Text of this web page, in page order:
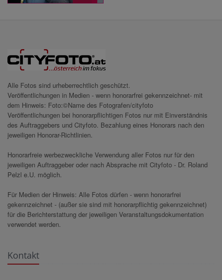
Alle Fotos sind urheberrechtlich geschützt.
Veröffentlichungen in Medien - wenn honorarfrei gekennzeichnet- mit
dem Hinweis: Foto:©Name des Fotografen/cityfoto
Veröffentlichungen bei honorarpflichtigen Fotos nur mit Einverständnis
des Auftraggebers und Cityfoto. Bezahlung eines Honorars nach den
jeweiligen Honorar-Richtlinien.
Honorarfreie werbezweckliche Verwendung aller Fotos nur für den
jeweiligen Auftraggeber oder nach Absprache mit Cityfoto - Dr. Roland
Pelzl e.U. möglich.
Für Medien der Hinweis: Alle Fotos dürfen - wenn honorarfrei
gekennzeichnet - (außer sie sind mit honorarpflichtig gekennzeichnet)
für die Berichterstattung der jeweiligen Veranstaltungsdokumentation
verwendet werden.
Kontakt